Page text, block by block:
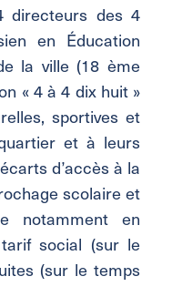
directeurs des 4
en Éducation
la ville (18 ème
« 4 à 4 dix huit »
sportives et
et à leurs
d’accès à la
scolaire et
notamment en
social (sur le
(sur le temps